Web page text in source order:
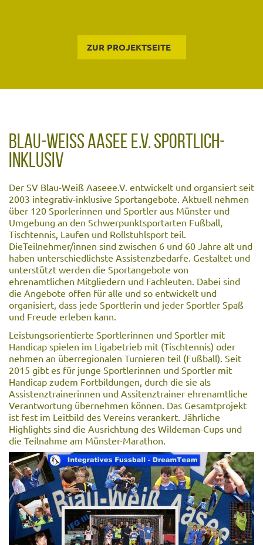
ZUR PROJEKTSEITE
BLAU-WEISS AASEE E.V. SPORTLICH-I
NKLUSIV
Der SV Blau-Weiß Aaseee.V. entwickelt und organsiert seit
2003 integrativ-inklusive Sportangebote. Aktuell nehmen
über 120 Sporlerinnen und Sportler aus Münster und
Umgebung an den Schwerpunktsportarten Fußball,
Tischtennis, Laufen und Rollstuhlsport teil.
DieTeilnehmer/innen sind zwischen 6 und 60 Jahre alt und
haben unterschiedlichste Assistenzbedarfe. Gestaltet und
unterstützt werden die Sportangebote von
ehrenamtlichen Mitgliedern und Fachleuten. Dabei sind
die Angebote offen für alle und so entwickelt und
organisiert, dass jede Sportlerin und jeder Sportler Spaß
und Freude erleben kann.
Leistungsorientierte Sportlerinnen und Sportler mit
Handicap spielen im Ligabetrieb mit (Tischtennis) oder
nehmen an überregionalen Turnieren teil (Fußball). Seit
2015 gibt es für junge Sportlerinnen und Sportler mit
Handicap zudem Fortbildungen, durch die sie als
Assistenztrainerinnen und Assitenztrainer ehrenamtliche
Verantwortung übernehmen können. Das Gesamtprojekt
ist fest im Leitbild des Vereins verankert. Jährliche
Highlights sind die Ausrichtung des Wildeman-Cups und
die Teilnahme am Münster-Marathon.